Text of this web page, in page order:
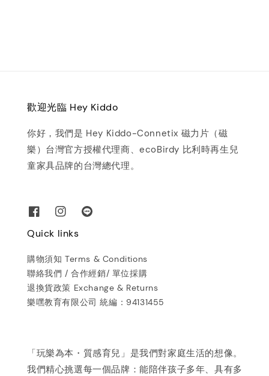
歡迎光臨 Hey Kiddo
你好，我們是 Hey Kiddo-Connetix 磁力片（磁
樂）台灣官方授權代理商、ecoBirdy 比利時再生兒
童家具品牌的台灣總代理。
Quick links
購物須知 Terms & Conditions
聯絡我們 / 合作經銷/ 單位採購
退換貨政策 Exchange & Returns
樂嘿教育有限公司 統編：94131455
「玩樂為本・質感育兒」是我們對家庭生活的想像。
我們精心挑選每一個品牌：能陪伴孩子多年、具有多